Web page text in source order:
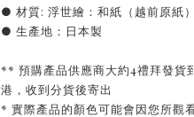
● 材質: 浮世繪：和紙（越前原紙
● 生產地：日本製
** 預購產品供應商大約4禮拜發貨
港，收到分貨後寄出
* 實際產品的顏色可能會因您所觀